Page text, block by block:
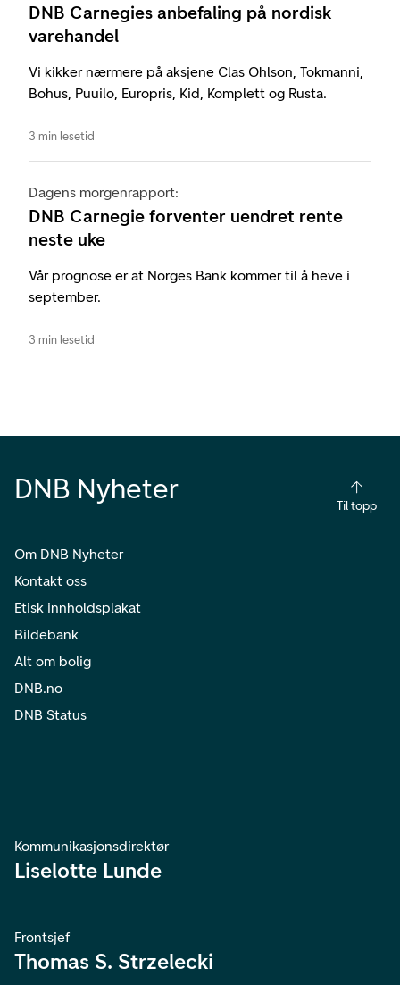
DNB Carnegies anbefaling på nordisk
varehandel
Vi kikker nærmere på aksjene Clas Ohlson, Tokmanni,
Bohus, Puuilo, Europris, Kid, Komplett og Rusta.
3 min lesetid
Dagens morgenrapport:
DNB Carnegie forventer uendret rente
neste uke
Vår prognose er at Norges Bank kommer til å heve i
september.
3 min lesetid
DNB Nyheter
Til topp
Om DNB Nyheter
Kontakt oss
Etisk innholdsplakat
Bildebank
Alt om bolig
DNB.no
DNB Status
Kommunikasjonsdirektør
Liselotte Lunde
Frontsjef
Thomas S. Strzelecki